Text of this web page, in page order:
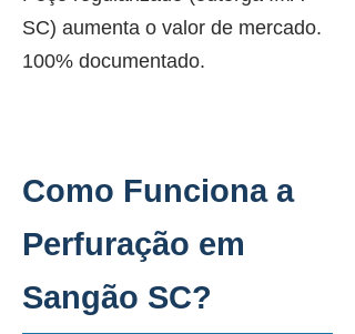
SC) aumenta o valor de mercado.
100% documentado.
Como Funciona a
Perfuração em
Sangão SC?